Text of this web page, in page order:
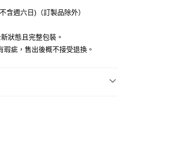
以上)免運費
含週六日)（訂製品除外）
狀態且完整包裝。
疵，售出後概不接受退換。